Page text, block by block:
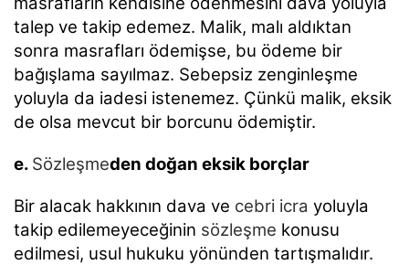
talep ve takip edemez. Malik, malı aldıktan
sonra masrafları ödemişse, bu ödeme bir
bağışlama sayılmaz. Sebepsiz zenginleşme
yoluyla da iadesi istenemez. Çünkü malik, eksik
de olsa mevcut bir borcunu ödemiştir.
e. Sözleşmeden doğan eksik borçlar
Bir alacak hakkının dava ve cebri icra yoluyla
takip edilemeyeceğinin sözleşme konusu
edilmesi, usul hukuku yönünden tartışmalıdır.